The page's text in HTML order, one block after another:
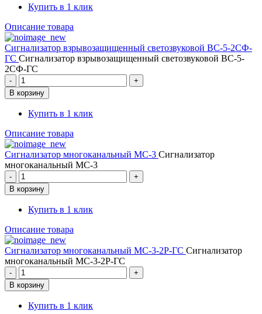
Купить в 1 клик
Описание товара
Сигнализатор взрывозащищенный светозвуковой ВС-5-2СФ-
ГС Сигнализатор взрывозащищенный светозвуковой ВС-5-
2СФ-ГС
Купить в 1 клик
Описание товара
Сигнализатор многоканальный МС-3 Сигнализатор
многоканальный МС-3
Купить в 1 клик
Описание товара
Сигнализатор многоканальный МС-3-2Р-ГС Сигнализатор
многоканальный МС-3-2Р-ГС
Купить в 1 клик